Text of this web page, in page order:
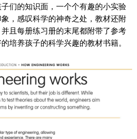
们的知识面，一个个有趣的小实验
，感叹科学的神奇之处，教材还附
且每册练习册的末尾都附带了参考
培养孩子的科学兴趣的教材书籍。